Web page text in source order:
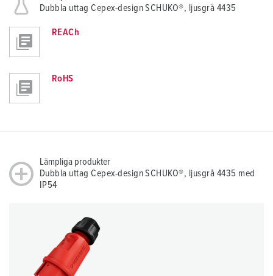
Dubbla uttag Cepex-design SCHUKO®, ljusgrå 4435
REACh
RoHS
Lämpliga produkter
Dubbla uttag Cepex-design SCHUKO®, ljusgrå 4435 med
IP54